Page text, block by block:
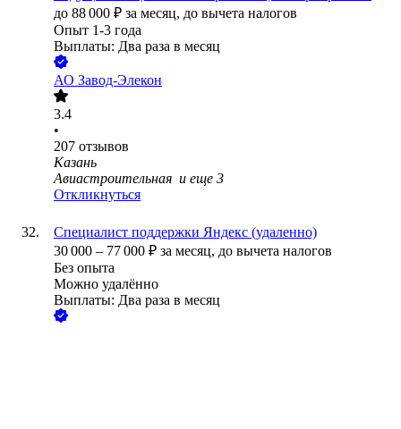
до 88 000 ₽ за месяц, до вычета налогов
Опыт 1-3 года
Выплаты: Два раза в месяц
АО Завод-Элекон
3.4
•
207 отзывов
Казань
Авиастроительная и еще 3
Откликнуться
Специалист поддержки Яндекс (удаленно)
30 000 – 77 000 ₽ за месяц, до вычета налогов
Без опыта
Можно удалённо
Выплаты: Два раза в месяц